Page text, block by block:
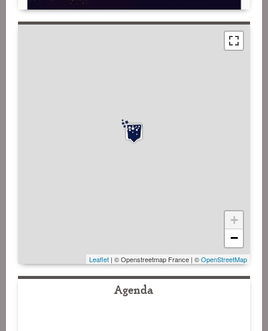
+
−
Leaflet | © Openstreetmap France | ©OpenStreetMap
Agenda